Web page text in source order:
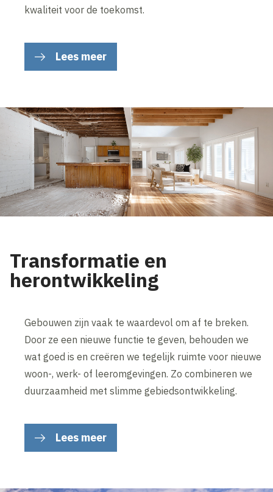
kwaliteit voor de toekomst.
Lees meer
Transformatie en
herontwikkeling
Gebouwen zijn vaak te waardevol om af te breken.
Door ze een nieuwe functie te geven, behouden we
wat goed is en creëren we tegelijk ruimte voor nieuwe
woon-, werk- of leeromgevingen. Zo combineren we
duurzaamheid met slimme gebiedsontwikkeling.
Lees meer